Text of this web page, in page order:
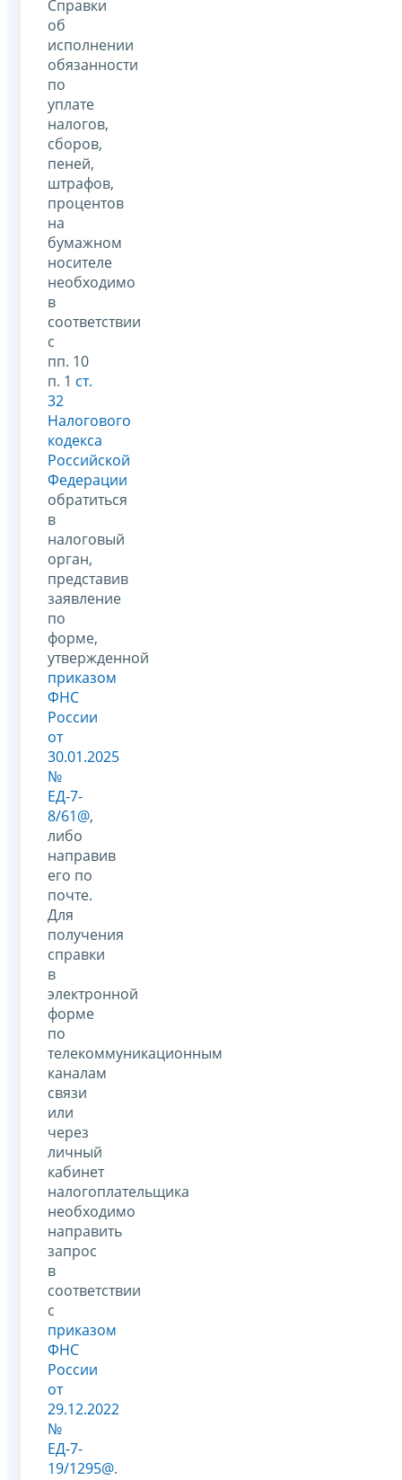
Справки
об
исполнении
обязанности
по
уплате
налогов,
сборов,
пеней,
штрафов,
процентов
на
бумажном
носителе
необходимо
в
соответствии
с
пп. 10
п. 1 ст.
32
Налогового
кодекса
Российской
Федерации
обратиться
в
налоговый
орган,
представив
заявление
по
форме,
утвержденной
приказом
ФНС
России
от
30.01.2025
№
ЕД-7-
8/61@,
либо
направив
его по
почте.
Для
получения
справки
в
электронной
форме
по
телекоммуникационным
каналам
связи
или
через
личный
кабинет
налогоплательщика
необходимо
направить
запрос
в
соответствии
с
приказом
ФНС
России
от
29.12.2022
№
ЕД-7-
19/1295@.